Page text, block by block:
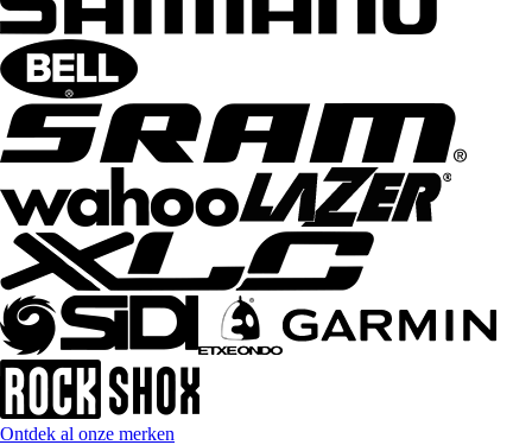
Ontdek al onze merken